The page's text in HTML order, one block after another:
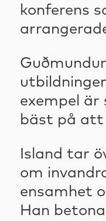
konferens
exempel är
bäst på att
Island tar
om
ensamhet
Han